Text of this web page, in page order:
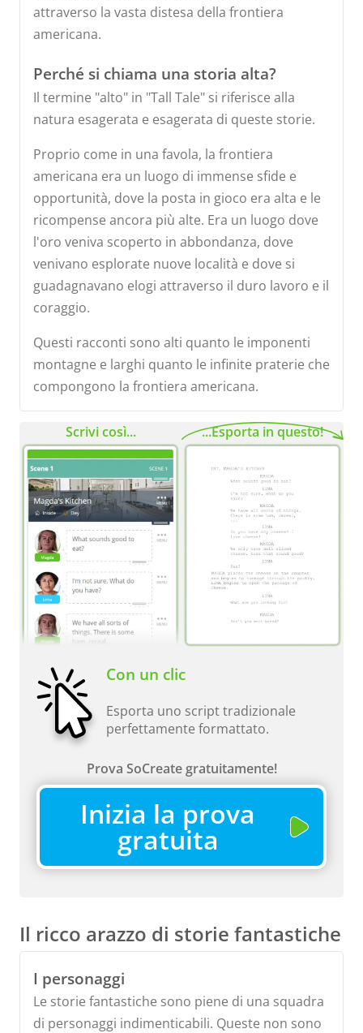
attraverso la vasta distesa della frontiera
americana.
Perché si chiama una storia alta?
Il termine "alto" in "Tall Tale" si riferisce alla
natura esagerata e esagerata di queste storie.
Proprio come in una favola, la frontiera
americana era un luogo di immense sfide e
opportunità, dove la posta in gioco era alta e le
ricompense ancora più alte. Era un luogo dove
l'oro veniva scoperto in abbondanza, dove
venivano esplorate nuove località e dove si
guadagnavano elogi attraverso il duro lavoro e il
coraggio.
Questi racconti sono alti quanto le imponenti
montagne e larghi quanto le infinite praterie che
compongono la frontiera americana.
Con un clic
Esporta uno script tradizionale
perfettamente formattato.
Prova SoCreate gratuitamente!
Inizia la prova
gratuita
Scrivi così... ...Esporta in questo!
Il ricco arazzo di storie fantastiche
I personaggi
Le storie fantastiche sono piene di una squadra
di personaggi indimenticabili. Queste non sono